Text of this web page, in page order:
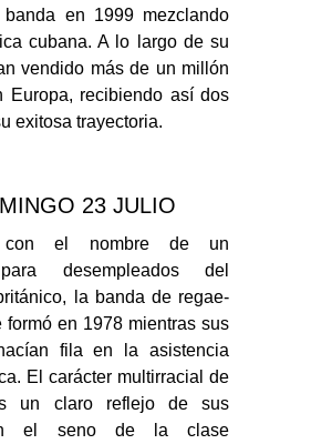
banda en 1999 mezclando
cubana. A lo largo de su
vendido más de un millón
Europa, recibiendo así dos
exitosa trayectoria.
23 JULIO
con el nombre de un
desempleados del
la banda de regae-
formó en 1978 mientras sus
fila en la asistencia
El carácter multirracial de
un claro reflejo de sus
el seno de la clase